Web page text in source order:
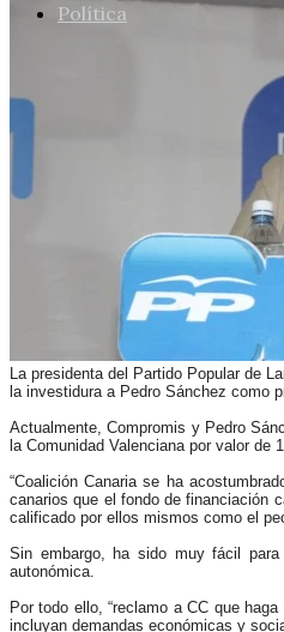
Política
La presidenta del Partido Popular de
la investidura a Pedro Sánchez como
Actualmente, Compromis y Pedro
la Comunidad Valenciana por valor de
“Coalición Canaria se ha
canarios que el fondo de financiación
calificado por ellos mismos como el
Sin embargo, ha sido muy fácil
autonómica.
Por todo ello, “reclamo a CC que
incluyan demandas económicas y